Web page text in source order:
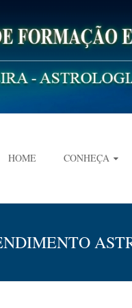
HOME CONHEÇA